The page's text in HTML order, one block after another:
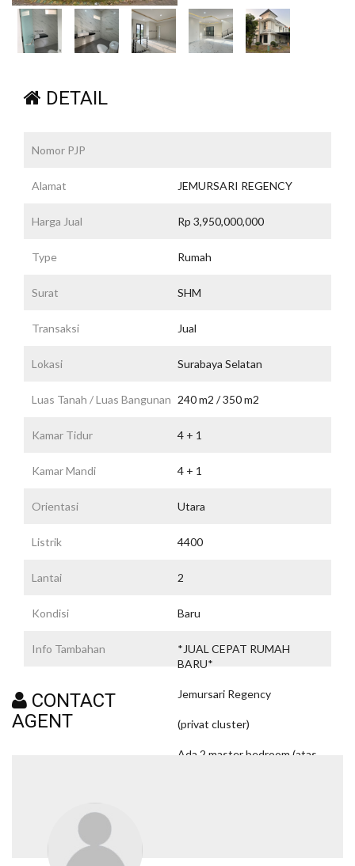
DETAIL
Nomor PJP
Alamat JEMURSARI REGENCY
Harga Jual Rp 3,950,000,000
Type Rumah
Surat SHM
Transaksi Jual
Lokasi Surabaya Selatan
Luas Tanah / Luas Bangunan 240 m2 / 350 m2
Kamar Tidur 4 + 1
Kamar Mandi 4 + 1
Orientasi Utara
Listrik 4400
Lantai 2
Kondisi Baru
Info Tambahan
*JUAL CEPAT RUMAH
BARU*
Jemursari Regency
(privat cluster)
Ada 2 master bedroom (atas
CONTACT
AGENT